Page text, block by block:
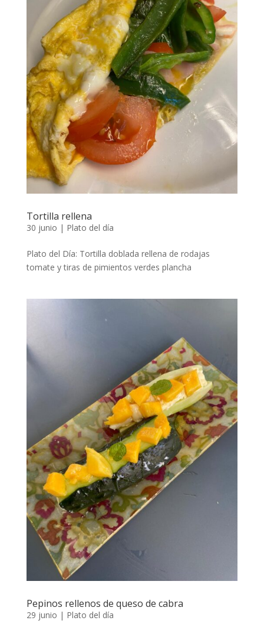
Tortilla rellena
30 junio | Plato del día
Plato del Día: Tortilla doblada rellena de rodajas
tomate y tiras de pimientos verdes plancha
Pepinos rellenos de queso de cabra
29 junio | Plato del día